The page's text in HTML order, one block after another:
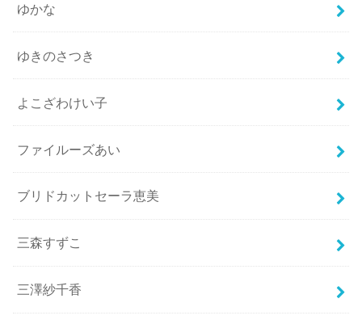
ゆかな
ゆきのさつき
よこざわけい子
ファイルーズあい
ブリドカットセーラ恵美
三森すずこ
三澤紗千香